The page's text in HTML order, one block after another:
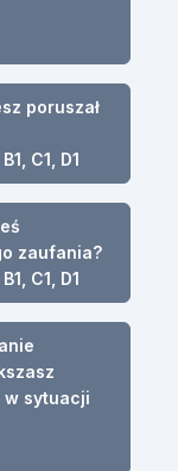
poruszał
C1, D1
zaufania?
C1, D1
sytuacji